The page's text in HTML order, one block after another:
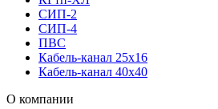
СИП-2
СИП-4
ПВС
Кабель-канал 25х16
Кабель-канал 40х40
О компании